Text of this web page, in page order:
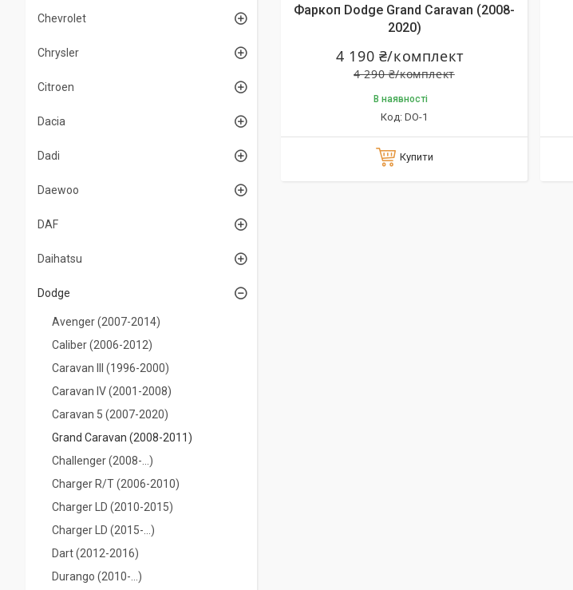
Фаркоп Dodge Grand Caravan (2008-
2020)
4 290 ₴/комплект
4 190 ₴/комплект
В наявності
DO-1
Купити
Chevrolet
Chrysler
Citroen
Dacia
Dadi
Daewoo
DAF
Daihatsu
Dodge
Avenger (2007-2014)
Caliber (2006-2012)
Caravan III (1996-2000)
Caravan IV (2001-2008)
Caravan 5 (2007-2020)
Grand Caravan (2008-2011)
Challenger (2008-...)
Charger R/T (2006-2010)
Charger LD (2010-2015)
Charger LD (2015-...)
Dart (2012-2016)
Durango (2010-...)